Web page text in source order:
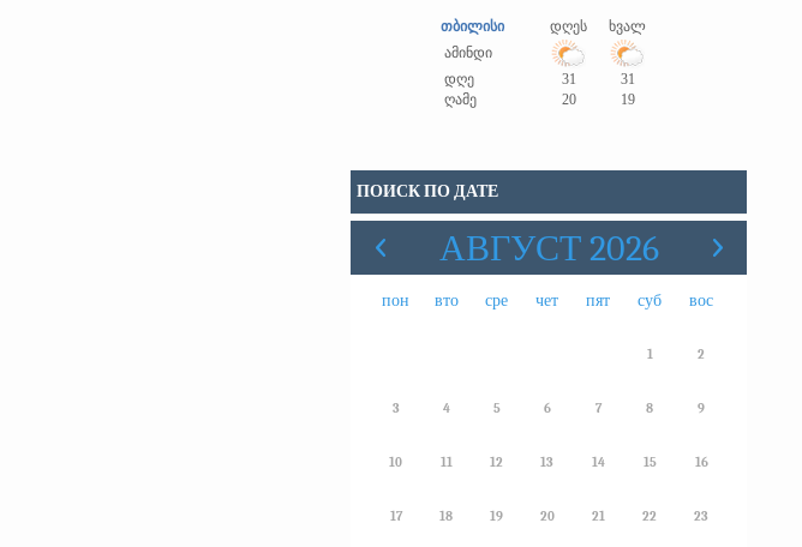
თბილისი დღეს
ხვალ
ამინდი
დღე
31
31
ღამე
20 19
ПОИСК ПО ДАТЕ
АВГУСТ 2026
пон вто сре чет пят суб вос
1 2
3 4 5 6 7 8 9
10 11 12 13 14 15 16
17 18 19 20 21 22 23